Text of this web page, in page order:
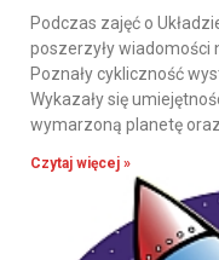
Podczas zajęć o
poszerzyły wiadomości
Poznały cykliczność
Wykazały się
wymarzoną planetę
Czytaj więcej »